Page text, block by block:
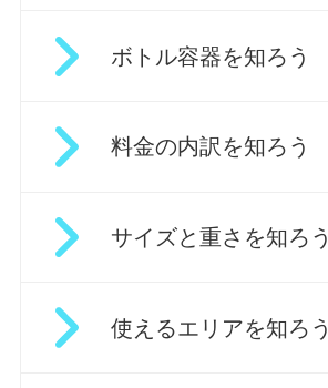
ボトル容器を知ろう
料金の内訳を知ろう
サイズと重さを知ろう
使えるエリアを知ろう